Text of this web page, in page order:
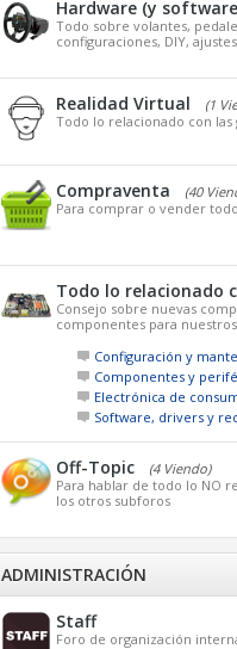
Hardware (y
Todo sobre volantes,
configuraciones, DIY,
Realidad Virtual
(1
Todo lo relacionado con las
Compraventa
(40
Para comprar o vender
Todo lo relacionado
Consejo sobre nuevas
componentes para
Configuración y
Componentes y
Electrónica de
Software, drivers y
Off-Topic
(4 Viendo)
Para hablar de todo lo NO
los otros subforos
ADMINISTRACIÓN
Staff
Foro de organización